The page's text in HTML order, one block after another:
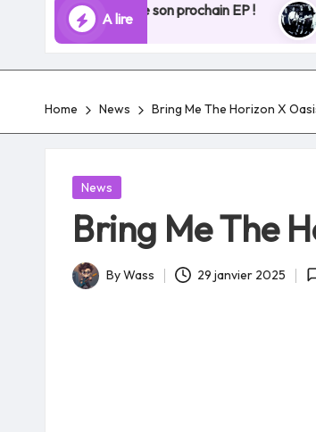
A lire
bases de son prochain EP ! Elwood
28 juillet
Home News Bring Me The Horizon X
Posted
News
Bring Me The
Posted
ByWass 29 janvier 2025